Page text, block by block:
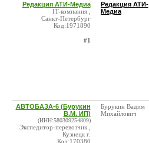
Редакция АТИ-Медиа
IT-компания ,
Санкт-Петербург
Код:1971890
#1
Редакция АТИ-
Медиа
АВТОБАЗА-6 (Бурукин
В.М. ИП)
(ИНН:580309254809)
Экспедитор-перевозчик ,
Кузнецк г.
Код:170380
Бурукин Вадим
Михайлович